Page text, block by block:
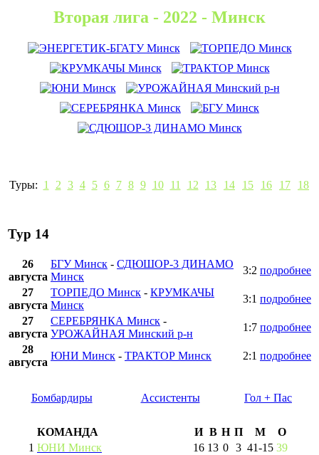
Вторая лига - 2022 - Минск
Туры: 1 2 3 4 5 6 7 8 9 10 11 12 13 14 15 16 17 18
Тур 14
26
августа
БГУ Минск - СДЮШОР-3 ДИНАМО
Минск
3:2 подробнее
27
августа
ТОРПЕДО Минск - КРУМКАЧЫ
Минск
3:1 подробнее
27
августа
СЕРЕБРЯНКА Минск -
УРОЖАЙНАЯ Минский р-н
1:7 подробнее
28
августа
ЮНИ Минск - ТРАКТОР Минск 2:1 подробнее
Бомбардиры Ассистенты Гол + Пас
КОМАНДА И В Н П М
О
1 ЮНИ Минск 16 13 0 3 41-15 39